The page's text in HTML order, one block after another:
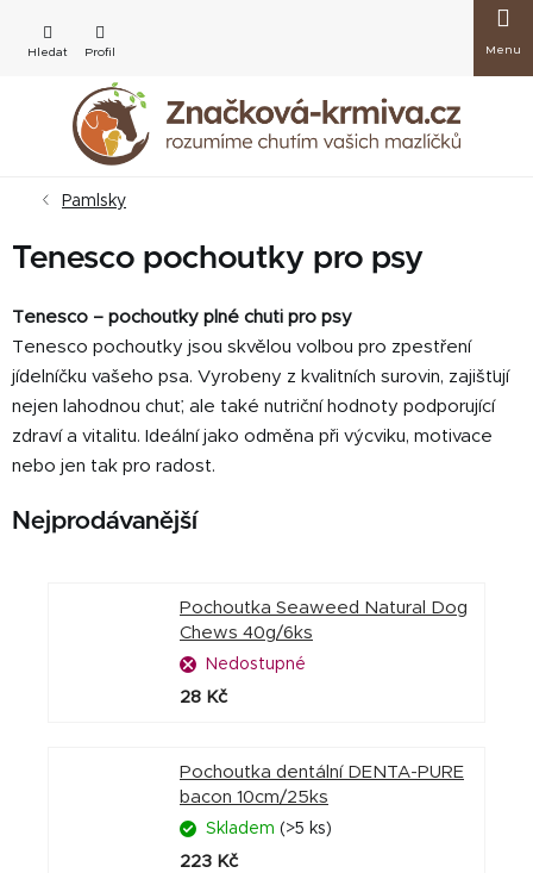
obsah
košík
Pamlsky
Tenesco pochoutky pro psy
Tenesco – pochoutky plné chuti pro psy
Tenesco pochoutky jsou skvělou volbou pro zpestření
jídelníčku vašeho psa. Vyrobeny z kvalitních surovin, zajišťují
nejen lahodnou chuť, ale také nutriční hodnoty podporující
zdraví a vitalitu. Ideální jako odměna při výcviku, motivace
nebo jen tak pro radost.
Nejprodávanější
Pochoutka Seaweed Natural Dog
Chews 40g/6ks
Nedostupné
28 Kč
Pochoutka dentální DENTA-PURE
bacon 10cm/25ks
Skladem (>5 ks)
223 Kč